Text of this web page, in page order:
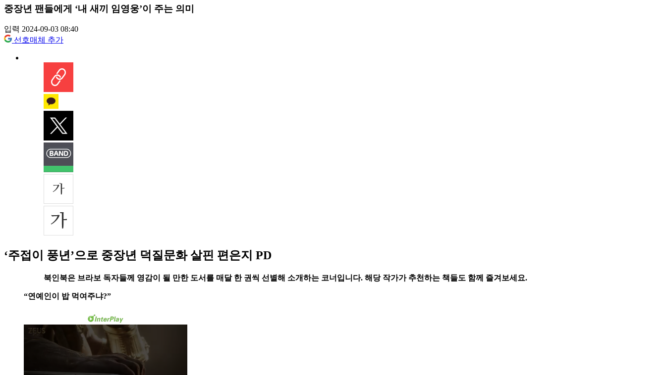
중장년 팬들에게 ‘내 새끼 임영웅’이 주는 의미
입력 2024-09-03 08:40
선호매체 추가
‘주접이 풍년’으로 중장년 덕질문화 살핀 편은지 PD
북인북은 브라보 독자들께 영감이 될 만한 도서를 매달 한 권씩 선별해 소개하는 코너입니다. 해당 작가가 추천하는 책들도 함께 즐겨보세요.
“연예인이 밥 먹여주냐?”